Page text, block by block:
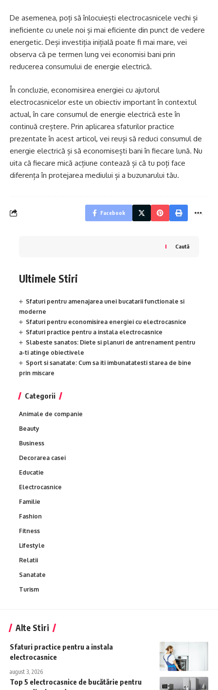
De asemenea, poți să înlocuiești electrocasnicele vechi și
ineficiente cu unele noi și mai eficiente din punct de vedere
energetic. Deși investiția inițială poate fi mai mare, vei
observa că pe termen lung vei economisi bani prin
reducerea consumului de energie electrică.
În concluzie, economisirea energiei cu ajutorul
electrocasnicelor este un obiectiv important în contextul
actual, în care consumul de energie electrică este în
continuă creștere. Prin aplicarea sfaturilor practice
prezentate în acest articol, vei reuși să reduci consumul de
energie electrică și să economisești bani în fiecare lună. Nu
uita că fiecare mică acțiune contează și că tu poți face
diferența în protejarea mediului și a buzunarului tău.
Facebook
Caută
Ultimele Stiri
Sfaturi pentru amenajarea unei bucatarii functionale si
moderne
Sfaturi pentru economisirea energiei cu electrocasnice
Sfaturi practice pentru a instala electrocasnice
Slabeste sanatos: Diete si planuri de antrenament pentru
a-ti atinge obiectivele
Sport si sanatate: Cum sa iti imbunatatesti starea de bine
prin miscare
Categorii
Animale de companie
Beauty
Business
Decorarea casei
Educatie
Electrocasnice
Familie
Fashion
Fitness
Lifestyle
Relatii
Sanatate
Turism
Alte Stiri
Sfaturi practice pentru a instala
electrocasnice
august 3, 2026
Top 5 electrocasnice de bucătărie pentru